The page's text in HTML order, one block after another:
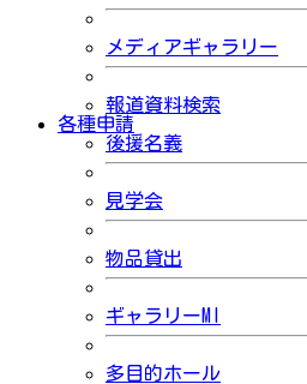
メディアギャラリー
報道資料検索
各種申請
後援名義
見学会
物品貸出
ギャラリーMI
多目的ホール